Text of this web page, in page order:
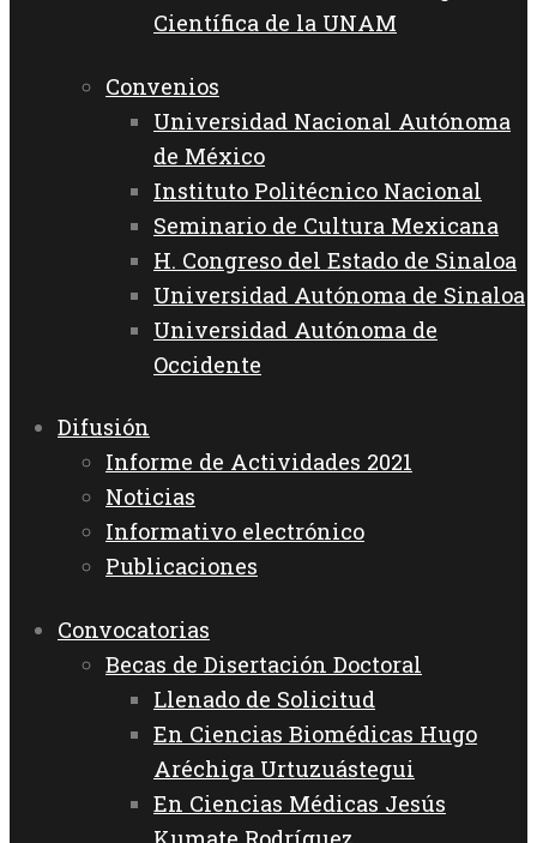
Científica de la UNAM
Convenios
Universidad Nacional Autónoma
de México
Instituto Politécnico Nacional
Seminario de Cultura Mexicana
H. Congreso del Estado de Sinaloa
Universidad Autónoma de Sinaloa
Universidad Autónoma de
Occidente
Difusión
Informe de Actividades 2021
Noticias
Informativo electrónico
Publicaciones
Convocatorias
Becas de Disertación Doctoral
Llenado de Solicitud
En Ciencias Biomédicas Hugo
Aréchiga Urtuzuástegui
En Ciencias Médicas Jesús